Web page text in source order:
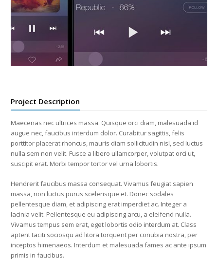
Project Description
Maecenas nec ultrices massa. Quisque orci diam, malesuada id
augue nec, faucibus interdum dolor. Curabitur sagittis, felis
porttitor placerat rhoncus, mauris diam sollicitudin nisl, sed luctus
nulla sem non velit. Fusce a libero ullamcorper, volutpat orci ut,
suscipit erat. Morbi tempor tortor vel urna lobortis.
Hendrerit faucibus massa consequat. Vivamus feugiat sapien
massa, non luctus purus scelerisque et. Donec sodales
pellentesque diam, et adipiscing erat imperdiet ac. Integer a
lacinia velit. Pellentesque eu adipiscing arcu, a eleifend nulla.
Vivamus tempus sem erat, eget lobortis odio interdum at. Class
aptent taciti sociosqu ad litora torquent per conubia nostra, per
inceptos himenaeos. Interdum et malesuada fames ac ante ipsum
primis in faucibus.